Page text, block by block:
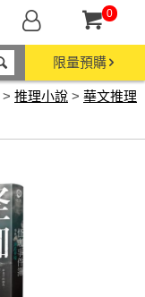
0
限量預購
> 推理小說 > 華文推理